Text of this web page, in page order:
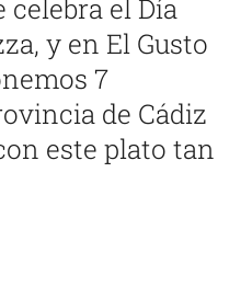
celebra el Día
y en El Gusto
7
de Cádiz
este plato tan